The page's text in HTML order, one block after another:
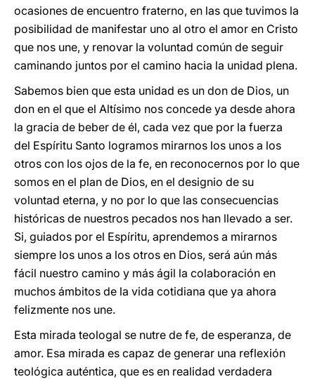
ocasiones de encuentro fraterno, en las que tuvimos la
posibilidad de manifestar uno al otro el amor en Cristo
que nos une, y renovar la voluntad común de seguir
caminando juntos por el camino hacia la unidad plena.
Sabemos bien que esta unidad es un don de Dios, un
don en el que el Altísimo nos concede ya desde ahora
la gracia de beber de él, cada vez que por la fuerza
del Espíritu Santo logramos mirarnos los unos a los
otros con los ojos de la fe, en reconocernos por lo que
somos en el plan de Dios, en el designio de su
voluntad eterna, y no por lo que las consecuencias
históricas de nuestros pecados nos han llevado a ser.
Si, guiados por el Espíritu, aprendemos a mirarnos
siempre los unos a los otros en Dios, será aún más
fácil nuestro camino y más ágil la colaboración en
muchos ámbitos de la vida cotidiana que ya ahora
felizmente nos une.
Esta mirada teologal se nutre de fe, de esperanza, de
amor. Esa mirada es capaz de generar una reflexión
teológica auténtica, que es en realidad verdadera